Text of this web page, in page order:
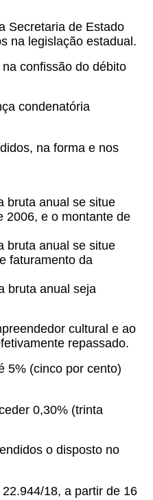
Secretaria de Estado
na legislação estadual.
confissão do débito
condenatória
na forma e nos
bruta anual se situe
2006, e o montante de
bruta anual se situe
faturamento da
bruta anual seja
cultural e ao
repassado.
5% (cinco por cento)
0,30% (trinta
o disposto no
18, a partir de 16